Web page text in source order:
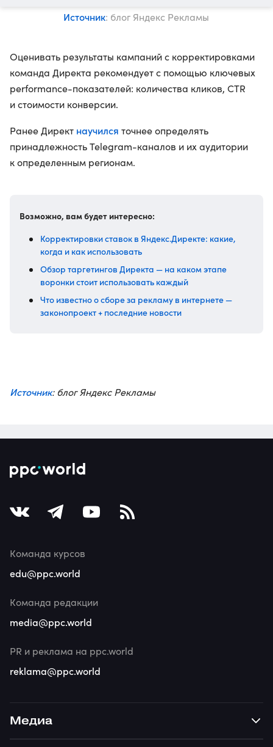
Источник: блог Яндекс Рекламы
Оценивать результаты кампаний с корректировками
команда Директа рекомендует с помощью ключевых
performance-показателей: количества кликов, CTR
и стоимости конверсии.
Ранее Директ научился точнее определять
принадлежность Telegram-каналов и их аудитории
к определенным регионам.
Возможно, вам будет интересно:
Корректировки ставок в Яндекс.Директе: какие,
когда и как использовать
Обзор таргетингов Директа — на каком этапе
воронки стоит использовать каждый
Что известно о сборе за рекламу в интернете —
законопроект + последние новости
Источник: блог Яндекс Рекламы
Медиа
Команда курсов
edu@ppc.world
Команда редакции
media@ppc.world
PR и реклама на ppc.world
reklama@ppc.world